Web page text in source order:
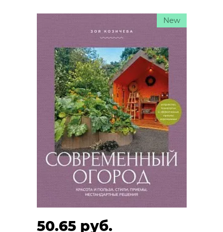
50.65 руб.
New